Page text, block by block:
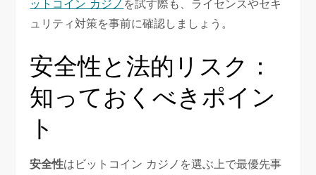
ットコイン カジノ を試す際も、ライセンスやセキ
ュリティ対策を事前に確認しましょう。
安全性と法的リスク：
知っておくべきポイン
ト
安全性はビットコイン カジノを選ぶ上で最優先事